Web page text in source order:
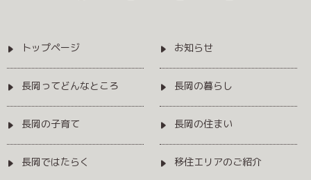
トップページ
長岡ってどんなところ
長岡の子育て
長岡ではたらく
お知らせ
長岡の暮らし
長岡の住まい
移住エリアのご紹介